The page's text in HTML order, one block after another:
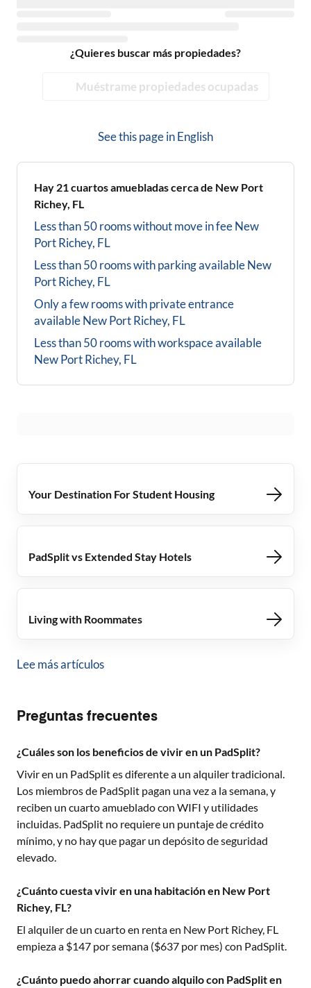
¿Quieres buscar más propiedades?
Muéstrame propiedades ocupadas
See this page inEnglish
Hay 21cuartos amuebladas cerca de New Port
Richey, FL
Less than 50 rooms without move in feeNew
Port Richey, FL
Less than 50 rooms with parking availableNew
Port Richey, FL
Only a few rooms with private entrance
availableNew Port Richey, FL
Less than 50 rooms with workspace available
New Port Richey, FL
Your Destination For Student Housing
PadSplit vs Extended Stay Hotels
Living with Roommates
Lee más artículos
Preguntas frecuentes
¿Cuáles son los beneficios de vivir en un PadSplit?
Vivir en un PadSplit es diferente a un alquiler tradicional.
Los miembros de PadSplit pagan una vez a la semana, y
reciben un cuarto amueblado con WIFI y utilidades
incluidas. PadSplit no requiere un puntaje de crédito
mínimo, y no hay que pagar un depósito de seguridad
elevado.
¿Cuánto cuesta vivir en una habitación en New Port
Richey, FL?
El alquiler de un cuarto en renta en New Port Richey, FL
empieza a $147 por semana ($637 por mes) con PadSplit.
¿Cuánto puedo ahorrar cuando alquilo con PadSplit en